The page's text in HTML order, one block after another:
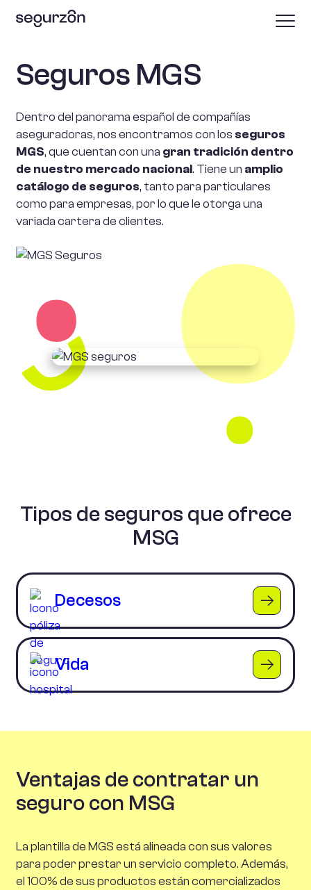
Seguros MGS
Dentro del panorama español de compañías
aseguradoras, nos encontramos con los seguros
MGS, que cuentan con una gran tradición dentro
de nuestro mercado nacional. Tiene un amplio
catálogo de seguros, tanto para particulares
como para empresas, por lo que le otorga una
variada cartera de clientes.
Tipos de seguros que ofrece
MSG
Decesos
Vida
Ventajas de contratar un
seguro con MSG
La plantilla de MGS está alineada con sus valores
para poder prestar un servicio completo. Además,
el 100% de sus productos están comercializados